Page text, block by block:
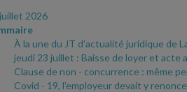
2026
À la une du JT d’actualité juridique de
jeudi 23 juillet : Baisse de loyer et acte
Clause de non - concurrence : même
Covid - 19, l’employeur devait y